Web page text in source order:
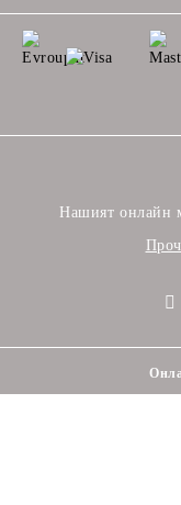
Нашият онлайн